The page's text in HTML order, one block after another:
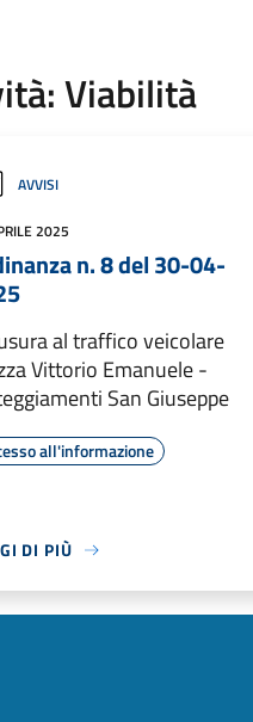
Viabilità
AVVISI
2025
n. 8 del 30-04-
al traffico veicolare
Vittorio Emanuele -
San Giuseppe
all'informazione
DI PIÙ